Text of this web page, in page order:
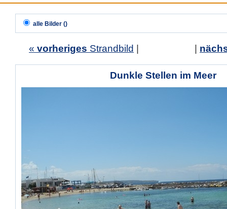
alle Bilder ()
« vorheriges Strandbild
Dunkle Stellen im Meer